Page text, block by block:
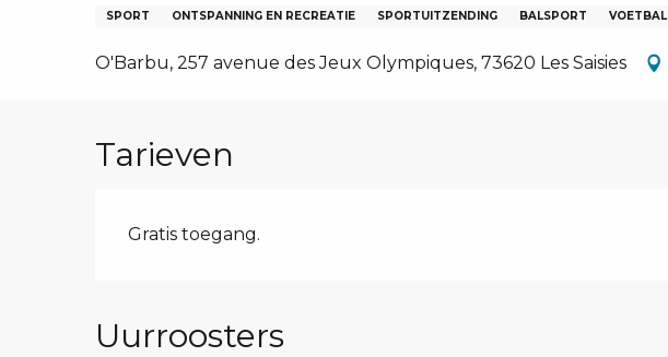
GROEPEN, ONDERNEMINGSRADEN
SPORT ONTSPANNING EN RECREATIE SPORTUITZENDING BALSPORT VOETBAL
O'Barbu, 257 avenue des Jeux Olympiques, 73620 Les Saisies
Tarieven
Gratis toegang.
Uurroosters